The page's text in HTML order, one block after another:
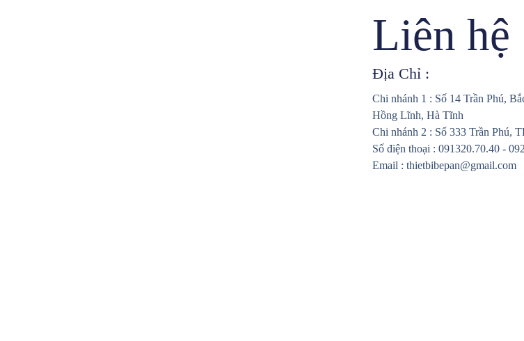
Liên hệ
Địa Chỉ :
Chi nhánh 1 : Số 14 Trần Phú,
Hồng Lĩnh, Hà Tĩnh
Chi nhánh 2 : Số 333 Trần Phú,
Số điện thoại : 091320.70.40 -
Email : thietbibepan@gmail.com